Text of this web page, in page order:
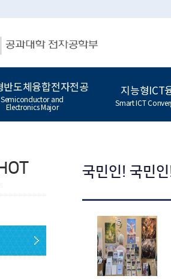
반도체융합전자전공
Semiconductor and
Electronics Major
지능형ICT
Smart ICT
국민인! 국민